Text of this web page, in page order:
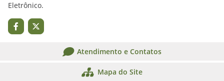
Eletrônico.
Atendimento e Contatos
Mapa do Site